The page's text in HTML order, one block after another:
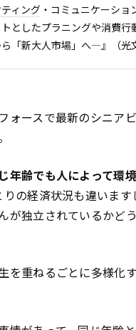
ィング ・コミュニケーシ
としたプラニングや消費
「新大人市場」へ―』（光
ォースで最新のシニア
年齢でも人によって環
りの経済状況も違いま
が独立されているかど
を重ねるごとに多様化